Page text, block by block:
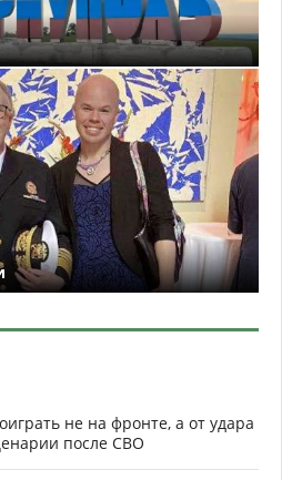
не на фронте, а от удара
после СВО